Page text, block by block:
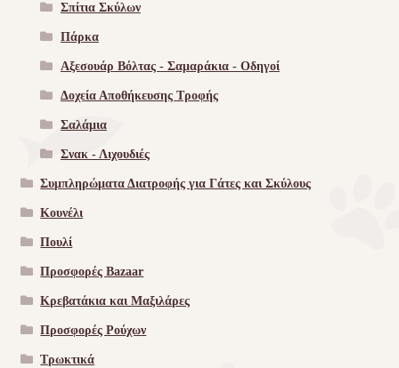
Σπίτια Σκύλων
Πάρκα
Αξεσουάρ Βόλτας - Σαμαράκια - Οδηγοί
Δοχεία Αποθήκευσης Τροφής
Σαλάμια
Σνακ - Λιχουδιές
Συμπληρώματα Διατροφής για Γάτες και Σκύλους
Κουνέλι
Πουλί
Προσφορές Bazaar
Κρεβατάκια και Μαξιλάρες
Προσφορές Ρούχων
Τρωκτικά